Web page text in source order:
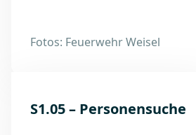
Fotos: Feuerwehr Weisel
S1.05 – Personensuche